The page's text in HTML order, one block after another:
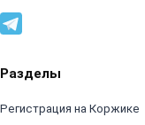
Разделы
Регистрация на Коржике